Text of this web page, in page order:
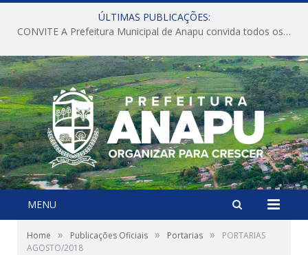
ÚLTIMAS PUBLICAÇÕES:
CONVITE A Prefeitura Municipal de Anapu convida todos os servidores públicos municipais para participarem da Audiência Pública de discussão da Lei de Diretrizes Orçamentárias (LDO), importante instrumento de planejamento das ações e investimentos da Administração Pública para o próximo exercício financeiro.
MENU
Home » Publicações Oficiais » Portarias »
PORTARIAS
AGOSTO/2018